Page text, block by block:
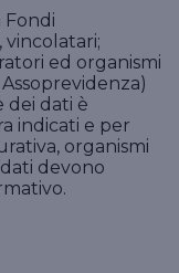
Fondi
vincolatari;
ed organismi
dei dati è
indicati e per
organismi
devono